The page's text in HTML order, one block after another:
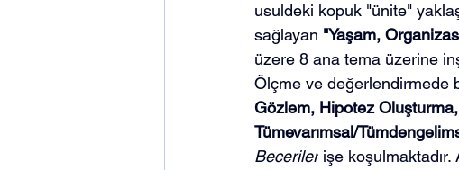
usuldeki kopuk "ünite"
sağlayan "Yaşam,
üzere 8 ana tema üzerine
Ölçme ve değerlendirmede
Gözlem, Hipotez
Tümevarımsal/
Beceriler işe koşulmaktadır.